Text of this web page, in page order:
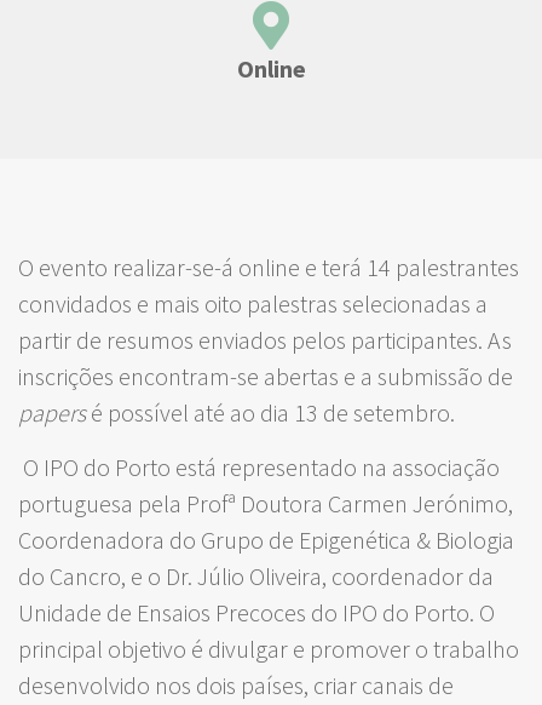
Online
O evento realizar-se-á online e terá 14 palestrantes
convidados e mais oito palestras selecionadas a
partir de resumos enviados pelos participantes. As
inscrições encontram-se abertas e a submissão de
papersé possível até ao dia 13 de setembro.
O IPO do Porto está representado na associação
portuguesa pela Profª Doutora Carmen Jerónimo,
Coordenadora do Grupo de Epigenética & Biologia
do Cancro, e o Dr. Júlio Oliveira, coordenador da
Unidade de Ensaios Precoces do IPO do Porto. O
principal objetivo é divulgar e promover o trabalho
desenvolvido nos dois países, criar canais de